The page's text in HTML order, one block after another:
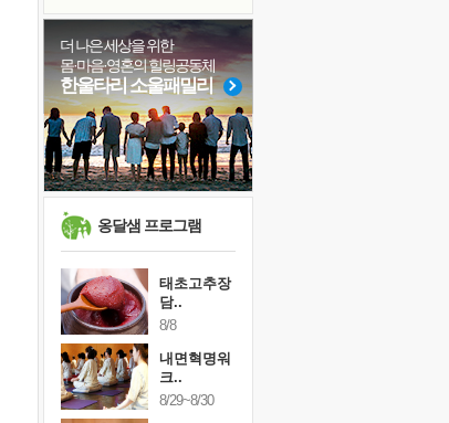
졸업식 사진을 보며
극심한 변비, 어깨결림, 수면 장애
보고 싶은 어머니
마음이 멈춰 버린 곳
유년 시절의 부산 영도 바다
못된 꼰대들
희망이란
'모른다'는 것
#비전캠프
#위기
#극복
#친구
#바이러스
#면역력
#힐링
#희망
#선택
#다짐
#아이들
#사람
#계획 #삶
더 나은 세상을 위한
몸·마음·영혼의 힐링공동체
한울타리 소울패밀리
옹달샘 프로그램
태초고추장
담..
8/8
내면혁명워
크..
8/29~8/30